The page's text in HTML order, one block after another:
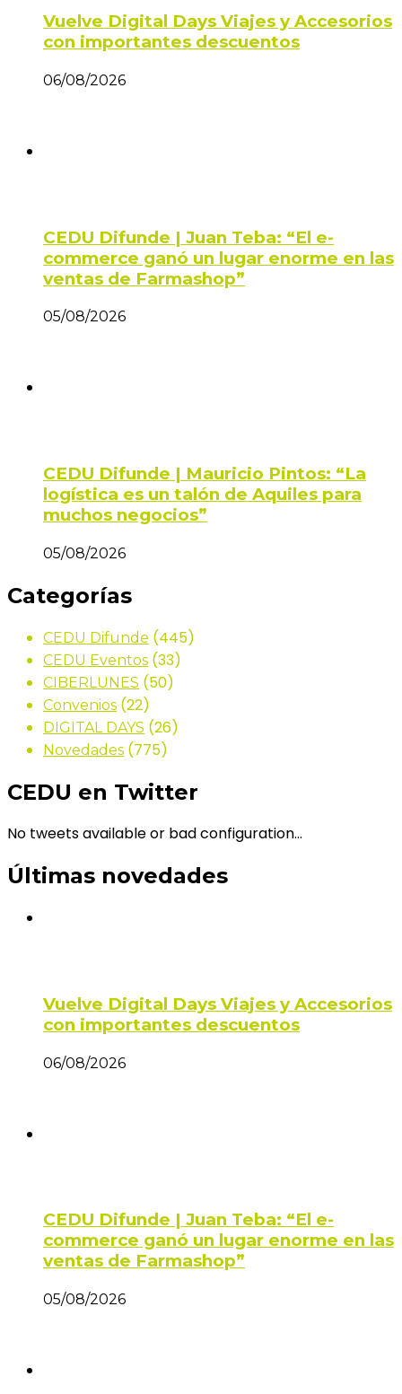
Vuelve Digital Days Viajes y Accesorios
con importantes descuentos
06/08/2026
CEDU Difunde | Juan Teba: “El e-
commerce ganó un lugar enorme en las
ventas de Farmashop”
05/08/2026
CEDU Difunde | Mauricio Pintos: “La
logística es un talón de Aquiles para
muchos negocios”
05/08/2026
Categorías
CEDU Difunde (445)
CEDU Eventos (33)
CIBERLUNES (50)
Convenios (22)
DIGITAL DAYS (26)
Novedades (775)
CEDU en Twitter
No tweets available or bad configuration...
Últimas novedades
Vuelve Digital Days Viajes y Accesorios
con importantes descuentos
06/08/2026
CEDU Difunde | Juan Teba: “El e-
commerce ganó un lugar enorme en las
ventas de Farmashop”
05/08/2026